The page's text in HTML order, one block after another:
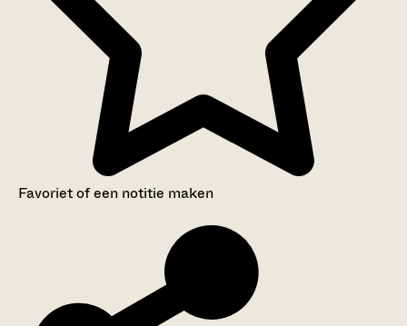
Favoriet of een notitie maken